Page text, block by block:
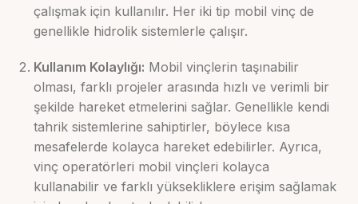
çalışmak için kullanılır. Her iki tip mobil vinç de
genellikle hidrolik sistemlerle çalışır.
Kullanım Kolaylığı: Mobil vinçlerin taşınabilir
olması, farklı projeler arasında hızlı ve verimli bir
şekilde hareket etmelerini sağlar. Genellikle kendi
tahrik sistemlerine sahiptirler, böylece kısa
mesafelerde kolayca hareket edebilirler. Ayrıca,
vinç operatörleri mobil vinçleri kolayca
kullanabilir ve farklı yüksekliklere erişim sağlamak